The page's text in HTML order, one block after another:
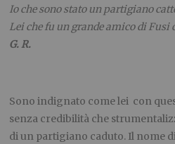
Io che sono stato un partigiano
Lei che fu un grande amico di Fusi
G. R.
Sono indignato come lei con
senza credibilità che
di un partigiano caduto. Il nome